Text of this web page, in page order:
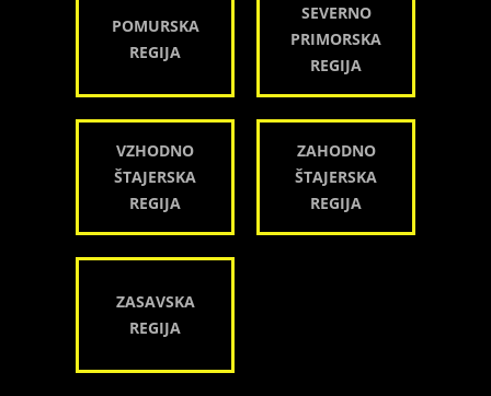
POMURSKA
REGIJA
SEVERNO
PRIMORSKA
REGIJA
VZHODNO
ŠTAJERSKA
REGIJA
ZAHODNO
ŠTAJERSKA
REGIJA
ZASAVSKA
REGIJA